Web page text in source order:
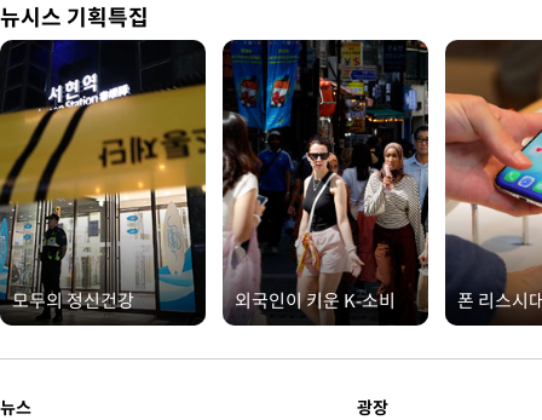
뉴시스 기획특집
모두의 정신건강 외국인이 키운 K-소비 폰 리스시
뉴스 광장